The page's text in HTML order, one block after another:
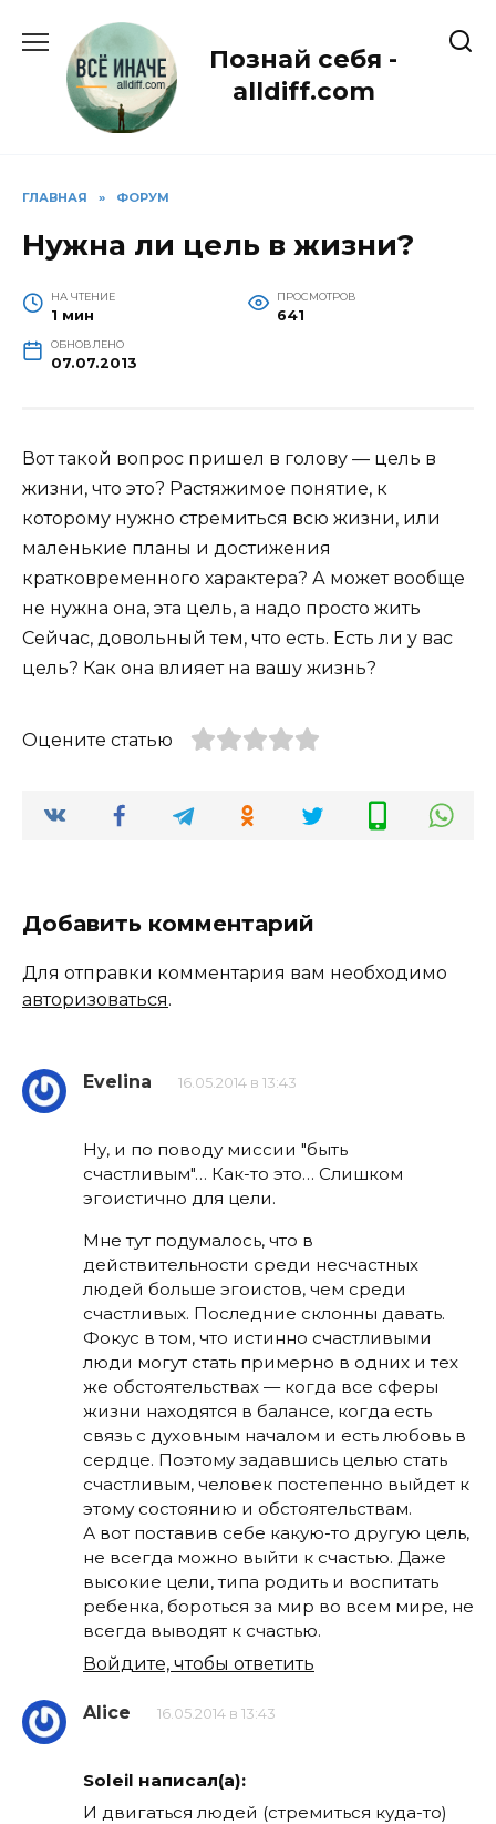
содержанию
Познай себя -
alldiff.com
ГЛАВНАЯ » ФОРУМ
Нужна ли цель в жизни?
НА ЧТЕНИЕ
1 мин
ПРОСМОТРОВ
641
ОБНОВЛЕНО
07.07.2013
Вот такой вопрос пришел в голову — цель в
жизни, что это? Растяжимое понятие, к
которому нужно стремиться всю жизни, или
маленькие планы и достижения
кратковременного характера? А может вообще
не нужна она, эта цель, а надо просто жить
Сейчас, довольный тем, что есть. Есть ли у вас
цель? Как она влияет на вашу жизнь?
Оцените статью
Добавить комментарий
Для отправки комментария вам необходимо
авторизоваться.
Evelina 16.05.2014 в 13:43
Ну, и по поводу миссии "быть
счастливым"… Как-то это… Слишком
эгоистично для цели.
Мне тут подумалось, что в
действительности среди несчастных
людей больше эгоистов, чем среди
счастливых. Последние склонны давать.
Фокус в том, что истинно счастливыми
люди могут стать примерно в одних и тех
же обстоятельствах — когда все сферы
жизни находятся в балансе, когда есть
связь с духовным началом и есть любовь в
сердце. Поэтому задавшись целью стать
счастливым, человек постепенно выйдет к
этому состоянию и обстоятельствам.
А вот поставив себе какую-то другую цель,
не всегда можно выйти к счастью. Даже
высокие цели, типа родить и воспитать
ребенка, бороться за мир во всем мире, не
всегда выводят к счастью.
Войдите, чтобы ответить
Alice 16.05.2014 в 13:43
Soleil написал(а):
И двигаться людей (стремиться куда-то)